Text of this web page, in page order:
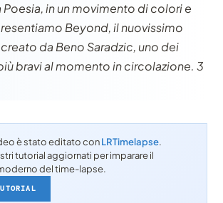
Poesia, in un movimento di colori e
Beyond, il nuovissimo
da Beno Saradzic, uno dei
bravi al momento in circolazione. 3
è stato editato conLRTimelapse.
tutorial aggiornati per imparare il
del time-lapse.